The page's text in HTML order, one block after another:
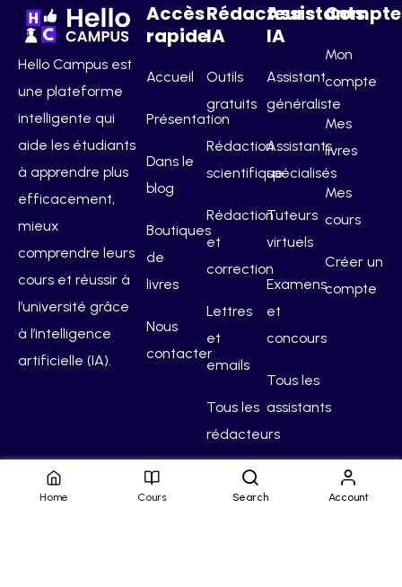
Hello Campus est
une plateforme
intelligente qui
aide les étudiants
à apprendre plus
efficacement,
mieux
comprendre leurs
cours et réussir à
l’université grâce
à l’intelligence
artificielle (IA).
Accès
rapide
Accueil
Présentation
Dans le
blog
Boutiques
de
livres
Nous
contacter
Rédacteurs
IA
Outils
gratuits
Rédaction
scientifique
Rédaction
et
correction
Lettres
et
emails
Tous les
rédacteurs
Assistants
IA
Assistant
généraliste
Assistants
spécialisés
Tuteurs
virtuels
Examens
et
concours
Tous les
assistants
Compte
Mon
compte
Mes
livres
Mes
cours
Créer un
compte
Home Cours Search Account